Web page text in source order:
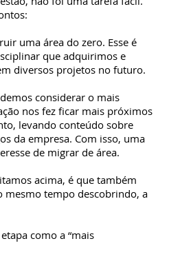
uma área do zero. Esse é
que adquirimos e
diversos projetos no futuro.
considerar o mais
nos fez ficar mais próximos
levando conteúdo sobre
da empresa. Com isso, uma
de migrar de área.
acima, é que também
mesmo tempo descobrindo, a
como a “mais